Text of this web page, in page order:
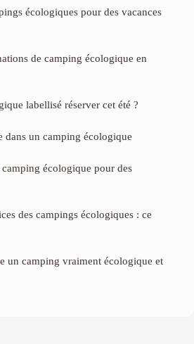
écologiques pour des vacances
de camping écologique en
labellisé réserver cet été ?
dans un camping écologique
écologique pour des
des campings écologiques : ce
un camping vraiment écologique et